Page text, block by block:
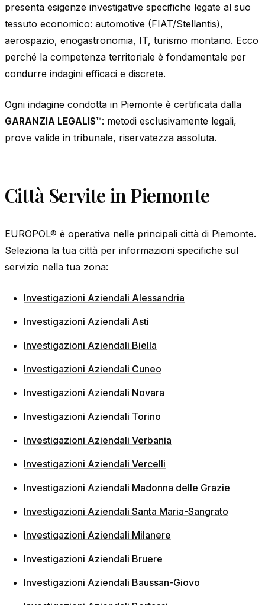
presenta esigenze investigative specifiche legate al suo
tessuto economico: automotive (FIAT/Stellantis),
aerospazio, enogastronomia, IT, turismo montano. Ecco
perché la competenza territoriale è fondamentale per
condurre indagini efficaci e discrete.
Ogni indagine condotta in Piemonte è certificata dalla
GARANZIA LEGALIS™: metodi esclusivamente legali,
prove valide in tribunale, riservatezza assoluta.
Città Servite in Piemonte
EUROPOL® è operativa nelle principali città di Piemonte.
Seleziona la tua città per informazioni specifiche sul
servizio nella tua zona:
Investigazioni Aziendali Alessandria
Investigazioni Aziendali Asti
Investigazioni Aziendali Biella
Investigazioni Aziendali Cuneo
Investigazioni Aziendali Novara
Investigazioni Aziendali Torino
Investigazioni Aziendali Verbania
Investigazioni Aziendali Vercelli
Investigazioni Aziendali Madonna delle Grazie
Investigazioni Aziendali Santa Maria-Sangrato
Investigazioni Aziendali Milanere
Investigazioni Aziendali Bruere
Investigazioni Aziendali Baussan-Giovo